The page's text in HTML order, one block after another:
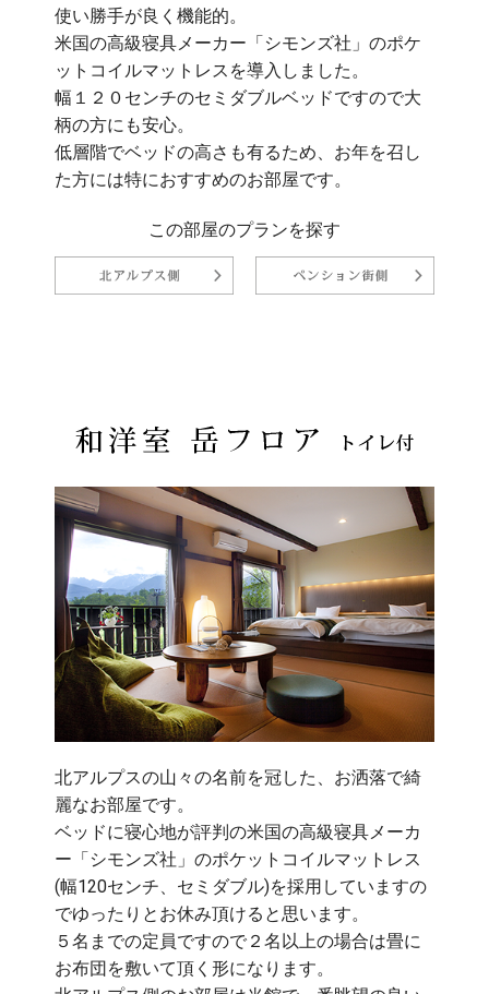
使い勝手が良く機能的。
米国の高級寝具メーカー「シモンズ社」のポケ
ットコイルマットレスを導入しました。
幅１２０センチのセミダブルベッドですので大
柄の方にも安心。
低層階でベッドの高さも有るため、お年を召し
た方には特におすすめのお部屋です。
この部屋のプランを探す
北アルプスの山々の名前を冠した、お洒落で綺
麗なお部屋です。
ベッドに寝心地が評判の米国の高級寝具メーカ
ー「シモンズ社」のポケットコイルマットレス
(幅120センチ、セミダブル)を採用していますの
でゆったりとお休み頂けると思います。
５名までの定員ですので２名以上の場合は畳に
お布団を敷いて頂く形になります。